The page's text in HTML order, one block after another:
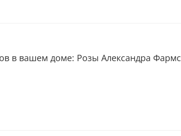
в вашем доме: Розы Александра Фармс